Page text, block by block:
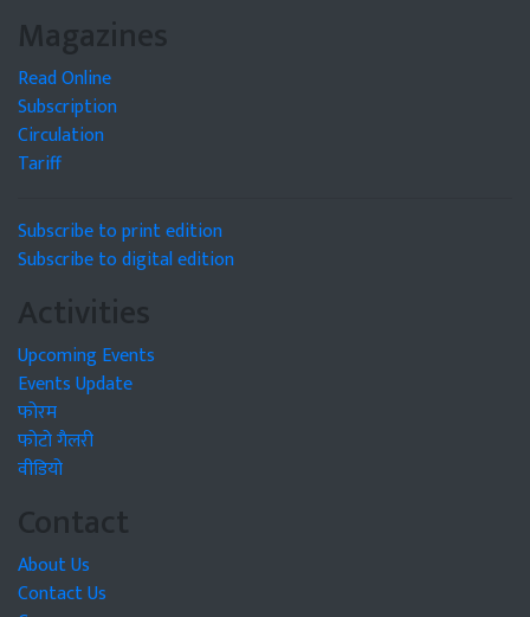
Magazines
Read Online
Subscription
Circulation
Tariff
Subscribe to print edition
Subscribe to digital edition
Activities
Upcoming Events
Events Update
फोरम
फोटो गैलरी
वीडियो
Contact
About Us
Contact Us